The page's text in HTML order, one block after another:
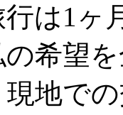
は1ヶ
希望
地で